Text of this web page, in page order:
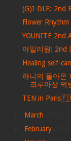
(G)I-DLE: 2nd
Flower Rhythm
YOUNITE 2nd
아일리원: 2nd
Healing self-
하니의 돌아온
크루아상 먹
TEN in
March
February